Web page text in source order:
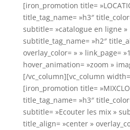
[iron_promotion title=
title_tag_name= »h3″
subtitle= »catalogue en ligne »
subtitle_tag_name= »h2″
overlay_color= » » link_page=
hover_animation= »zoom »
[/vc_column][vc_column
[iron_promotion title=
title_tag_name= »h3″
subtitle= »Ecouter les mix »
title_align= »center »